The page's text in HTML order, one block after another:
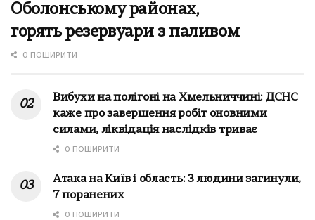
Оболонському районах,
горять резервуари з паливом
0 ПОШИРИТИ
Вибухи на полігоні на Хмельниччині: ДСНС
каже про завершення робіт оновними
силами, ліквідація наслідків триває
0 ПОШИРИТИ
Атака на Київ і область: 3 людини загинули,
7 поранених
0 ПОШИРИТИ